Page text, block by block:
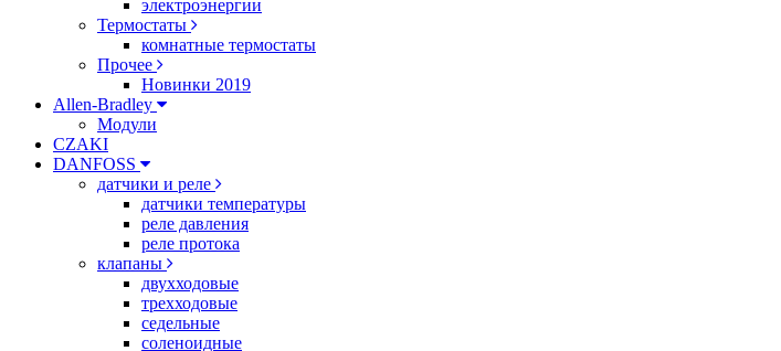
электроэнергии
Термостаты
комнатные термостаты
Прочее
Новинки 2019
Allen-Bradley
Модули
CZAKI
DANFOSS
датчики и реле
датчики температуры
реле давления
реле протока
клапаны
двухходовые
трехходовые
седельные
соленоидные